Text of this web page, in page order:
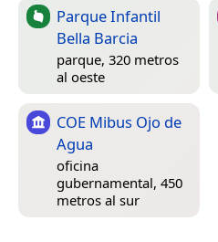
Parque Infantil
Bella Barcia
parque, 320 metros
al oeste
COE Mibus Ojo de
Agua
oficina
gubernamental, 450
metros al sur